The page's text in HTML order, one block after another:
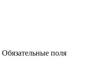
Обязательные поля